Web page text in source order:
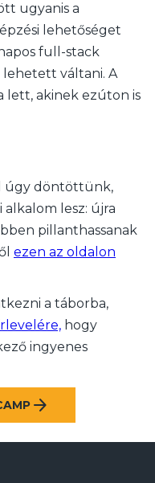
ugyanis a
lehetőséget
full-stack
lehetett váltani. A
lett, akinek ezúton is
úgy döntöttünk,
alkalom lesz: újra
pillanthassanak
ezen az oldalon
a táborba,
hogy
ingyenes
arrow_forward